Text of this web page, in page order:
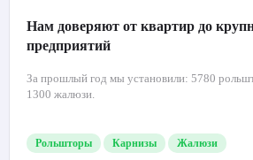
Нам доверяют от квартир до
предприятий
За прошлый год мы установили: 5780
1300 жалюзи.
Рольшторы Карнизы Жалюзи